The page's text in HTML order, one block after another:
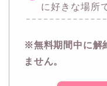
に好きな場所
※無料期間中に解
ません。